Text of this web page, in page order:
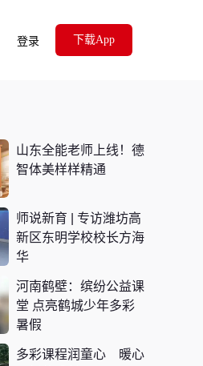
登录 下载App
山东全能老师上线！德
智体美样样精通
师说新育 | 专访潍坊高
新区东明学校校长方海
华
河南鹤壁：缤纷公益课
堂 点亮鹤城少年多彩
暑假
多彩课程润童心 暖心